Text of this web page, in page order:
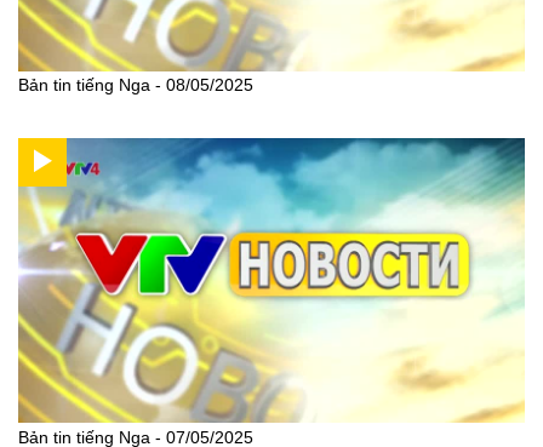
Bản tin tiếng Nga - 08/05/2025
Bản tin tiếng Nga - 07/05/2025